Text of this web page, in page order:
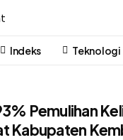
Indeks Teknologi
Pemulihan
Kabupaten